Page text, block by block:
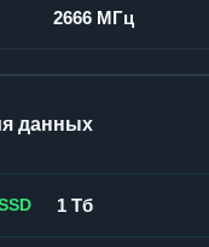
2666 МГц
данных
1 Тб